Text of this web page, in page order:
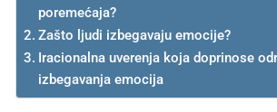
poremećaja?
Zašto ljudi izbegavaju emocije?
Iracionalna uverenja koja doprinose
izbegavanja emocija